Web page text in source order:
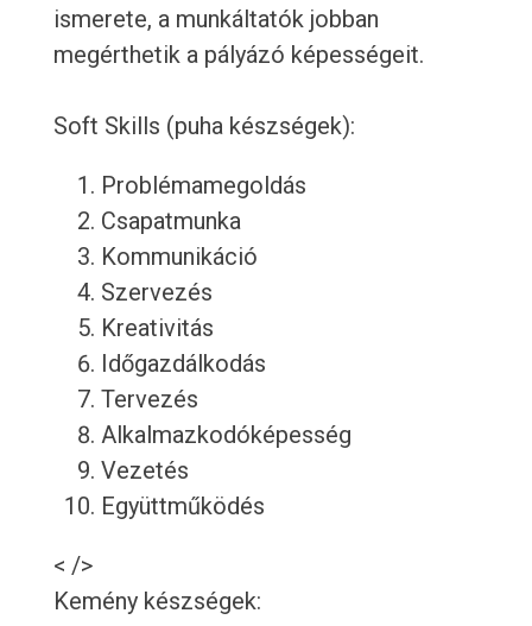
ismerete, a munkáltatók jobban
megérthetik a pályázó képességeit.
Soft Skills (puha készségek):
Problémamegoldás
Csapatmunka
Kommunikáció
Szervezés
Kreativitás
Időgazdálkodás
Tervezés
Alkalmazkodóképesség
Vezetés
Együttműködés
< />
Kemény készségek: